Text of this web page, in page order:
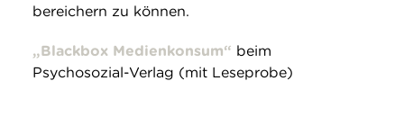
bereichern zu können.
„Blackbox Medienkonsum“ beim
Psychosozial-Verlag (mit Leseprobe)